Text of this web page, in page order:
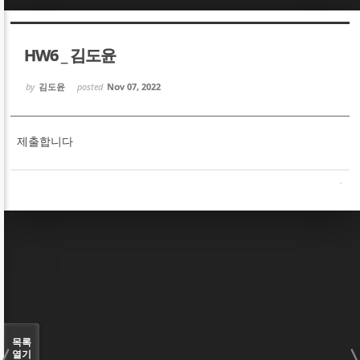
HW6 _ 김도윤
by 김도윤 posted Nov 07, 2022
제출합니다
목록
열기
Sketchbook5, 스케치북5
Sketchbook5, 스케치북5
Sketchbook5, 스케치북5
Sketchbook5, 스케치북5